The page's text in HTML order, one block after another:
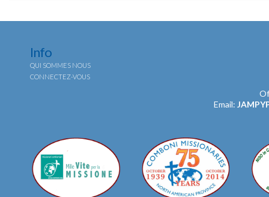
Info
QUI SOMMES NOUS
CONNECTEZ-VOUS
Email: